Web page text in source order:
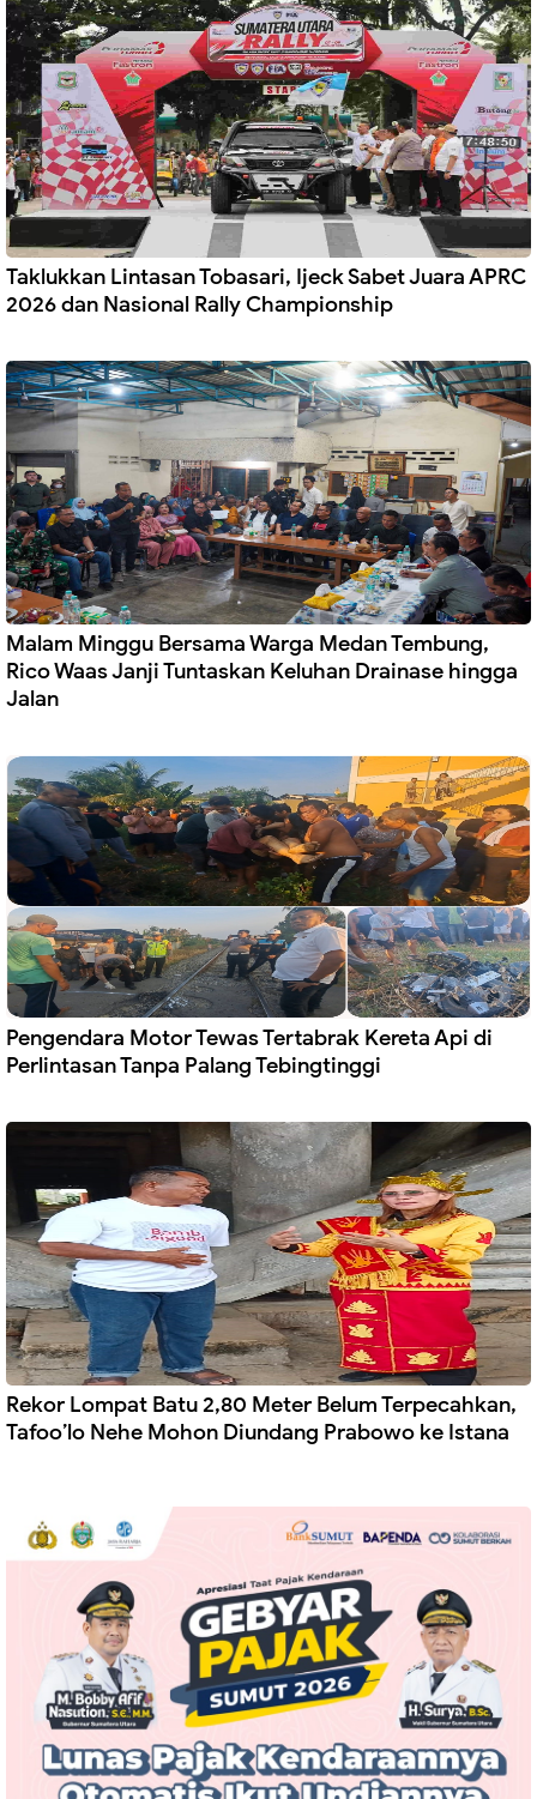
Taklukkan Lintasan Tobasari, Ijeck Sabet Juara APRC
2026 dan Nasional Rally Championship
Malam Minggu Bersama Warga Medan Tembung,
Rico Waas Janji Tuntaskan Keluhan Drainase hingga
Jalan
Pengendara Motor Tewas Tertabrak Kereta Api di
Perlintasan Tanpa Palang Tebingtinggi
Rekor Lompat Batu 2,80 Meter Belum Terpecahkan,
Tafoo’lo Nehe Mohon Diundang Prabowo ke Istana